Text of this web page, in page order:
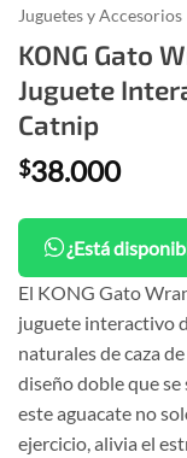
Juguetes y Accesorios
KONG Gato
Juguete
Catnip
$38.000
¿Está
El KONG Gato
juguete interactivo
naturales de caza
diseño doble que
este aguacate no
ejercicio, alivia el